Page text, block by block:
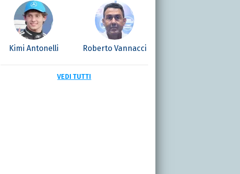
Kimi Antonelli Roberto Vannacci
VEDI TUTTI